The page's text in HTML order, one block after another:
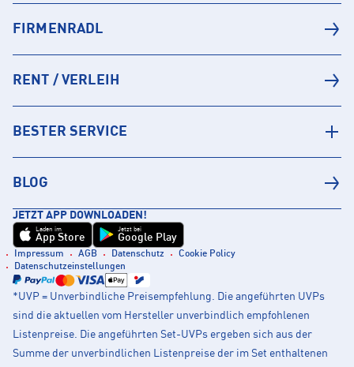
FIRMENRADL
RENT / VERLEIH
BESTER SERVICE
BLOG
JETZT APP DOWNLOADEN!
Laden im
App Store
Jetzt bei
Google Play
Impressum AGB Datenschutz
Cookie Policy
Datenschutzeinstellungen
*UVP = Unverbindliche Preisempfehlung. Die angeführten UVPs
sind die aktuellen vom Hersteller unverbindlich empfohlenen
Listenpreise. Die angeführten Set-UVPs ergeben sich aus der
Summe der unverbindlichen Listenpreise der im Set enthaltenen